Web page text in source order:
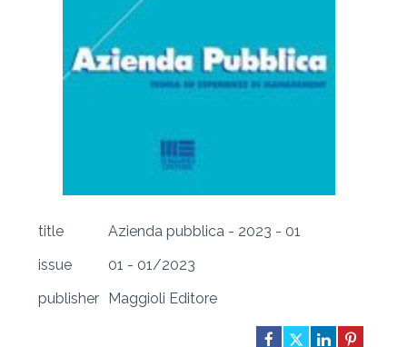
title
Azienda pubblica - 2023 - 01
issue
01 - 01/2023
publisher Maggioli Editore